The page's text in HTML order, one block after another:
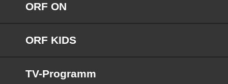
ORF ON
ORF KIDS
TV-Programm